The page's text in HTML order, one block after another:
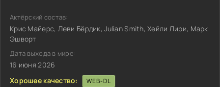
Актёрский состав:
Крис Майерс, Леви Бёрдик, Julian Smith, Хейли Лири, Марк
Эшворт
Дата выхода в мире:
16 июня 2026
Хорошее качество:
WEB-DL